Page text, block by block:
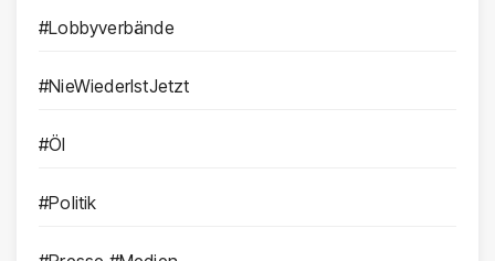
#Lobbyverbände
#NieWiederIstJetzt
#Öl
#Politik